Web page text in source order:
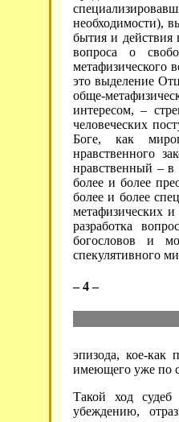
необходимости),
бытия и действия
вопроса о
метафизического
это выделение
обще-
интересом, –
человеческих
Боге, как
нравственного
нравственный – в
более и более
более и более
метафизических
разработка
богословов и
спекулятивного
– 4 –
эпизода, кое-
имеющего уже по
Такой ход
убеждению,